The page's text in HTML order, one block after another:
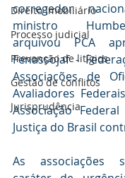
Direito Imobiliário
Processo judicial
Prevenção de litígios
Gestāo de conflitos
Jurisprudência
corregedor
ministro
arquivou PCA
Fenassojaf -
Associações de
Avaliadores
Associação
Justiça do Brasil
As associações